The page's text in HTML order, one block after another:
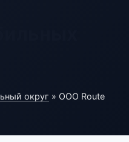
округ » ООО Route